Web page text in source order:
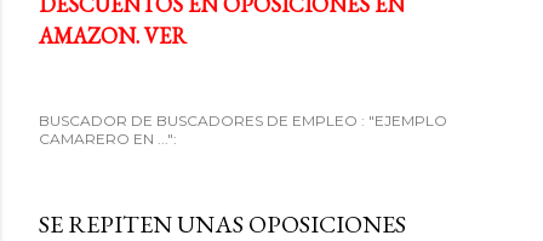
AMAZON. VER
BUSCADOR DE BUSCADORES DE EMPLEO : "EJEMPLO
CAMARERO EN ...":
SE REPITEN UNAS OPOSICIONES